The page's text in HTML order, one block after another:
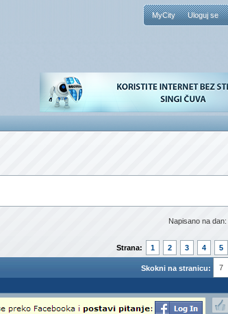
MyCity Uloguj se
Napisano na dan:
Strana: 1 2 3 4 5
Skokni na stranicu: 7